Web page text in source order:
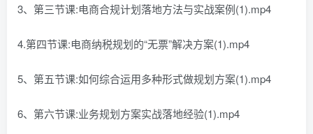
3、第三节课:电商合规计划落地方法与实战案例(1).mp4
4.第四节课:电商纳税规划的“无票”解决方案(1).mp4
5、第五节课:如何综合运用多种形式做规划方案(1).mp4
6、第六节课:业务规划方案实战落地经验(1).mp4